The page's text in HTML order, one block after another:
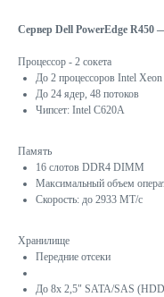
Сервер Dell PowerEdge R450
Процессор - 2 сокета
До 2 процессоров Intel Xeon
До 24 ядер, 48 потоков
Чипсет: Intel C620A
Память
16 слотов DDR4 DIMM
Максимальный объем
Скорость: до 2933 МТ/с
Хранилище
Передние отсеки
До 8x 2,5" SATA/SAS